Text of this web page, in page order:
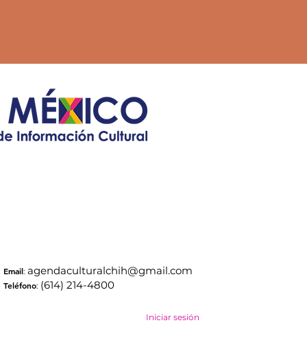
Iniciar sesión
Email:agendaculturalchih@gmail.com
Teléfono: (614) 214-4800